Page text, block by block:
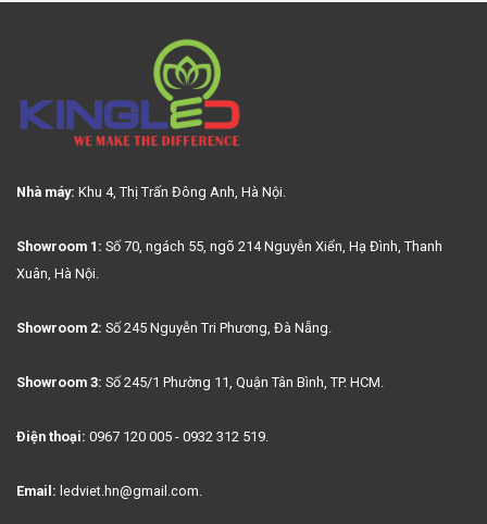
Nhà máy: Khu 4, Thị Trấn Đông Anh, Hà Nội.
Showroom 1: Số 70, ngách 55, ngõ 214 Nguyễn Xiển, Hạ Đình, Thanh
Xuân, Hà Nội.
Showroom 2: Số 245 Nguyễn Tri Phương, Đà Nẵng.
Showroom 3: Số 245/1 Phường 11, Quận Tân Bình, TP. HCM.
Điện thoại: 0967 120 005 - 0932 312 519.
Email: ledviet.hn@gmail.com.